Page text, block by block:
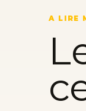
A LIRE